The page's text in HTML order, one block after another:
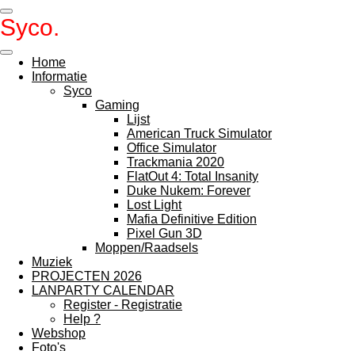
Ga
direct
naar
de
hoofdinhoud
Syco.
Home
Informatie
Syco
Gaming
Lijst
American Truck Simulator
Office Simulator
Trackmania 2020
FlatOut 4: Total Insanity
Duke Nukem: Forever
Lost Light
Mafia Definitive Edition
Pixel Gun 3D
Moppen/Raadsels
Muziek
PROJECTEN 2026
LANPARTY CALENDAR
Register - Registratie
Help ?
Webshop
Foto's